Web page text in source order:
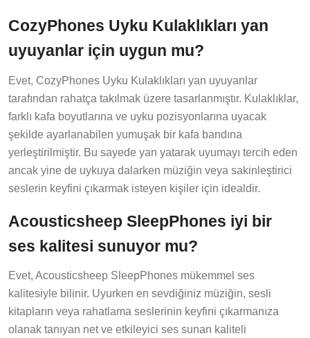
CozyPhones Uyku Kulaklıkları yan
uyuyanlar için uygun mu?
Evet, CozyPhones Uyku Kulaklıkları yan uyuyanlar
tarafından rahatça takılmak üzere tasarlanmıştır. Kulaklıklar,
farklı kafa boyutlarına ve uyku pozisyonlarına uyacak
şekilde ayarlanabilen yumuşak bir kafa bandına
yerleştirilmiştir. Bu sayede yan yatarak uyumayı tercih eden
ancak yine de uykuya dalarken müziğin veya sakinleştirici
seslerin keyfini çıkarmak isteyen kişiler için idealdir.
Acousticsheep SleepPhones iyi bir
ses kalitesi sunuyor mu?
Evet, Acousticsheep SleepPhones mükemmel ses
kalitesiyle bilinir. Uyurken en sevdiğiniz müziğin, sesli
kitapların veya rahatlama seslerinin keyfini çıkarmanıza
olanak tanıyan net ve etkileyici ses sunan kaliteli